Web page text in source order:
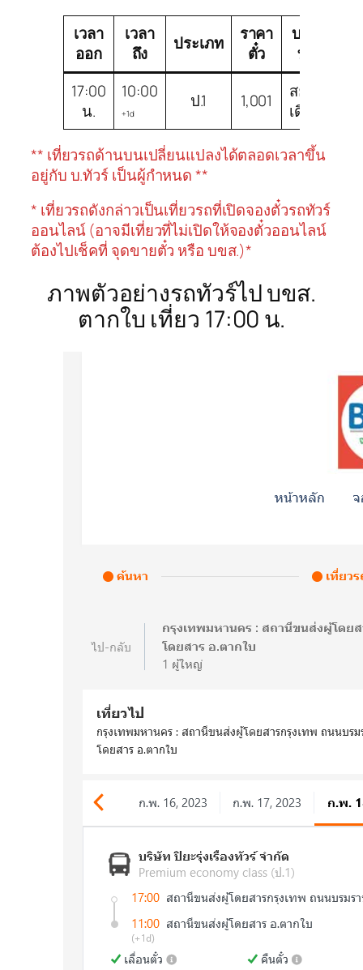
เวลา
ออก
เวลา
ถึง
ประเภท
ราคา
ตั๋ว
บริษัท
ทัวร์
17:00
น.
10:00
+1d
ป.1 1,001
สยาม
เดินรถ
** เที่ยวรถด้านบนเปลี่ยนแปลงได้ตลอดเวลาขึ้น
อยู่กับ บ.ทัวร์ เป็นผู้กำหนด **
* เที่ยวรถดังกล่าวเป็นเที่ยวรถที่เปิดจองตั๋วรถทัวร์
ออนไลน์ (อาจมีเที่ยวที่ไม่เปิดให้จองตั๋วออนไลน์
ต้องไปเช็คที่ จุดขายตั๋ว หรือ บขส.)*
ภาพตัวอย่างรถทัวร์ไป บขส.
ตากใบ เที่ยว 17:00 น.